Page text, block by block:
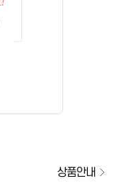
기사)하실 성실한 인재를 모집합니
료 배송 별정직(기간제) 채용
팀장) 정직원 모집합니다.
상품안내